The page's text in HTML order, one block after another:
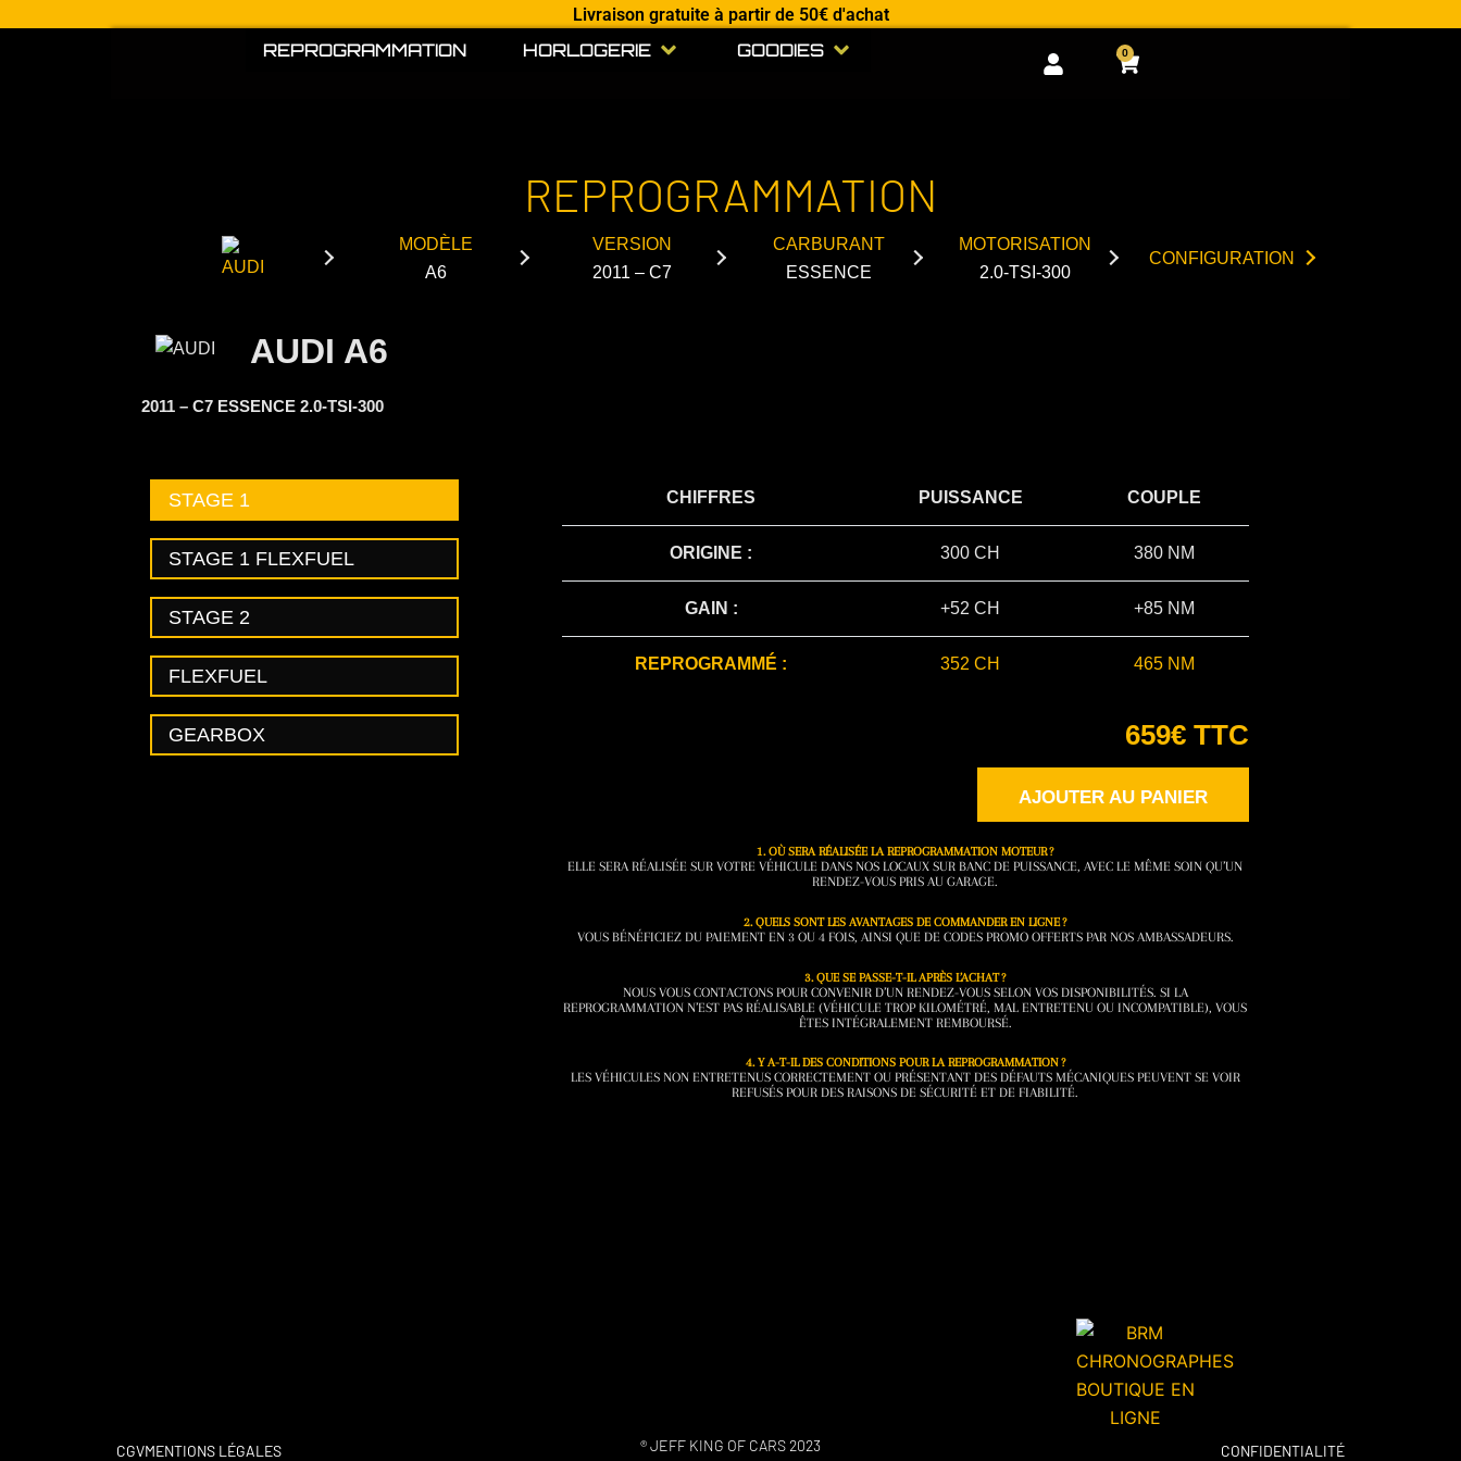
Livraison gratuite à partir de 50€ d'achat
0
Cart
REPROGRAMMATION HORLOGERIE Open HORLOGERIE
GOODIES Open GOODIES
REPROGRAMMATION
MODÈLE
A6
VERSION
2011 – C7
CARBURANT
ESSENCE
MOTORISATION
2.0-TSI-300
CONFIGURATION
AUDI A6
2011 – C7 ESSENCE 2.0-TSI-300
STAGE 1
STAGE 1 FLEXFUEL
STAGE 2
FLEXFUEL
GEARBOX
CHIFFRES PUISSANCE COUPLE
ORIGINE : 300 CH 380 NM
GAIN : +52 CH +85 NM
REPROGRAMMÉ : 352 CH 465 NM
659€ TTC
AJOUTER AU PANIER
1. OÙ SERA RÉALISÉE LA REPROGRAMMATION MOTEUR ?
ELLE SERA RÉALISÉE SUR VOTRE VÉHICULE DANS NOS LOCAUX SUR BANC DE PUISSANCE, AVEC LE MÊME SOIN QU’UN
RENDEZ-VOUS PRIS AU GARAGE.
2. QUELS SONT LES AVANTAGES DE COMMANDER EN LIGNE ?
VOUS BÉNÉFICIEZ DU PAIEMENT EN 3 OU 4 FOIS, AINSI QUE DE CODES PROMO OFFERTS PAR NOS AMBASSADEURS.
3. QUE SE PASSE-T-IL APRÈS L’ACHAT ?
NOUS VOUS CONTACTONS POUR CONVENIR D’UN RENDEZ-VOUS SELON VOS DISPONIBILITÉS. SI LA
REPROGRAMMATION N’EST PAS RÉALISABLE (VÉHICULE TROP KILOMÉTRÉ, MAL ENTRETENU OU INCOMPATIBLE), VOUS
ÊTES INTÉGRALEMENT REMBOURSÉ.
4. Y A-T-IL DES CONDITIONS POUR LA REPROGRAMMATION ?
LES VÉHICULES NON ENTRETENUS CORRECTEMENT OU PRÉSENTANT DES DÉFAUTS MÉCANIQUES PEUVENT SE VOIR
REFUSÉS POUR DES RAISONS DE SÉCURITÉ ET DE FIABILITÉ.
CGVMENTIONS LÉGALES ® JEFF KING OF CARS 2023 CONFIDENTIALITÉ